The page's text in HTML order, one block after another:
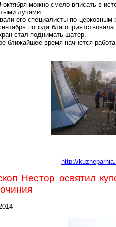
октября можно смело вписать в
лучами.
его специалисты по
погода
стал поднимать шатер.
ближайшее время начнется
http://
Нестор освятил